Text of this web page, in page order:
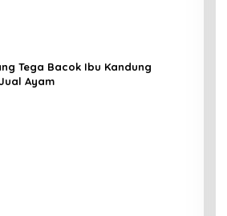
Tega Bacok Ibu Kandung
Ayam